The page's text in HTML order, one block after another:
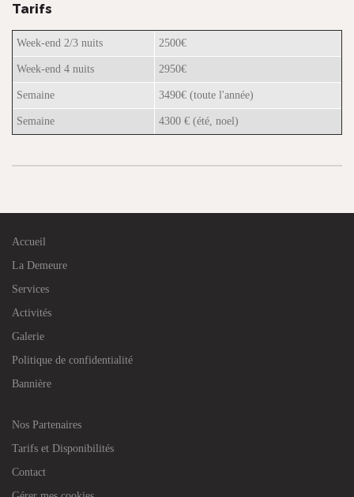
Tarifs
Week-end 2/3 nuits 2500€
Week-end 4 nuits 2950€
Semaine 3490€ (toute l'année)
Semaine 4300 € (été, noel)
Accueil
La Demeure
Services
Activités
Galerie
Politique de confidentialité
Bannière
Nos Partenaires
Tarifs et Disponibilités
Contact